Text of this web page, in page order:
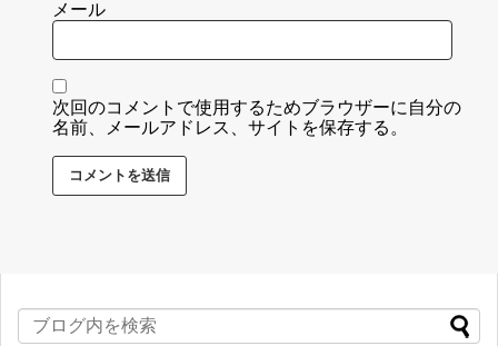
メール
次回のコメントで使用するためブラウザーに自分の
名前、メールアドレス、サイトを保存する。